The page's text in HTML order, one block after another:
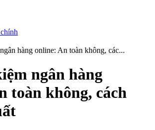
hàng online: An toàn không, các...
ngân hàng
toàn không, cách